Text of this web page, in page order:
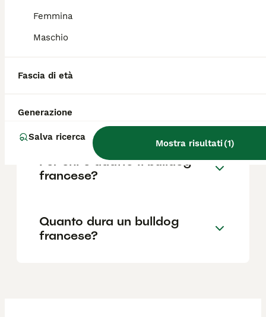
Femmina
Maschio
Fascia di età
Generazione
Salva ricerca
Mostra risultati(1)
Quali sono i difetti del
francesi?
Per chi è adatto il bulldog
francese?
Quanto dura un bulldog
francese?